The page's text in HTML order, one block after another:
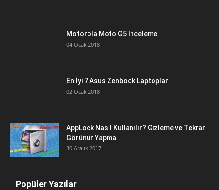
Motorola Moto G5 İnceleme
04 Ocak 2018
En İyi 7 Asus Zenbook Laptoplar
02 Ocak 2018
AppLock Nasıl Kullanılır? Gizleme ve Tekrar
Görünür Yapma
30 Aralık 2017
Popüler Yazılar